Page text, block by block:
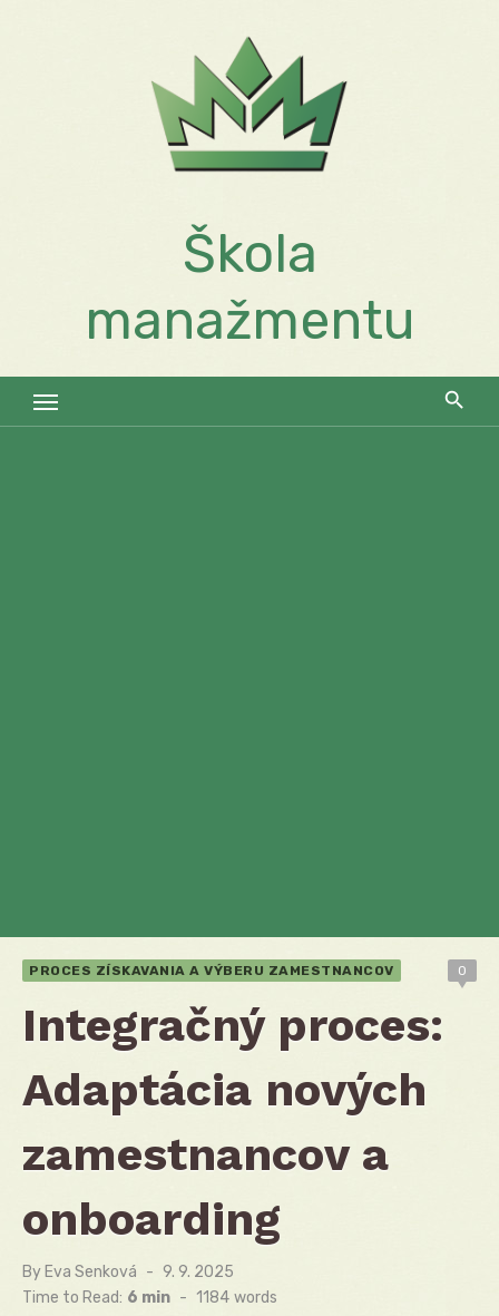
Škola
manažmentu
PROCES ZÍSKAVANIA A VÝBERU ZAMESTNANCOV 0
Integračný proces:
Adaptácia nových
zamestnancov a
onboarding
By Eva Senková
Posted
on
9. 9. 2025
Time to Read: 6 min - 1184 words